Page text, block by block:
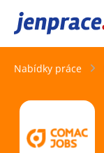
JenPráce.cz
Nabídky práce